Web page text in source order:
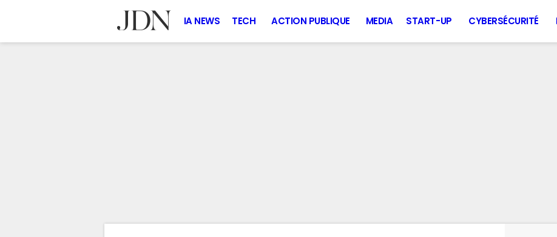
IA NEWS TECH ACTION PUBLIQUE MEDIA START-UP CYBERSÉCURITÉ